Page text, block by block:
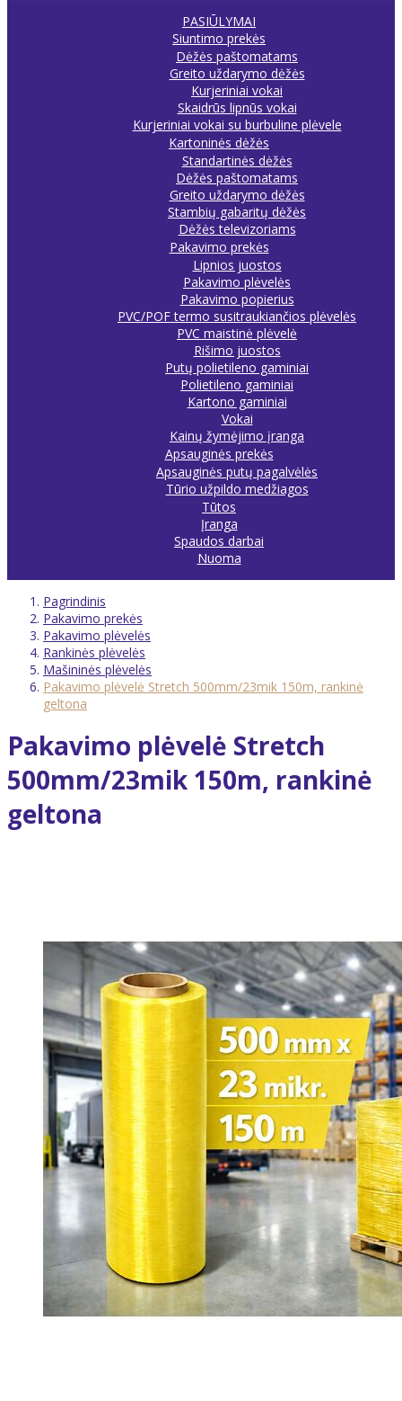
PASIŪLYMAI
Siuntimo prekės
Dėžės paštomatams
Greito uždarymo dėžės
Kurjeriniai vokai
Skaidrūs lipnūs vokai
Kurjeriniai vokai su burbuline plėvele
Kartoninės dėžės
Standartinės dėžės
Dėžės paštomatams
Greito uždarymo dėžės
Stambių gabaritų dėžės
Dėžės televizoriams
Pakavimo prekės
Lipnios juostos
Pakavimo plėvelės
Pakavimo popierius
PVC/POF termo susitraukiančios plėvelės
PVC maistinė plėvelė
Rišimo juostos
Putų polietileno gaminiai
Polietileno gaminiai
Kartono gaminiai
Vokai
Kainų žymėjimo įranga
Apsauginės prekės
Apsauginės putų pagalvėlės
Tūrio užpildo medžiagos
Tūtos
Įranga
Spaudos darbai
Nuoma
Pagrindinis
Pakavimo prekės
Pakavimo plėvelės
Rankinės plėvelės
Mašininės plėvelės
Pakavimo plėvelė Stretch 500mm/23mik 150m, rankinė
geltona
Pakavimo plėvelė Stretch
500mm/23mik 150m, rankinė
geltona